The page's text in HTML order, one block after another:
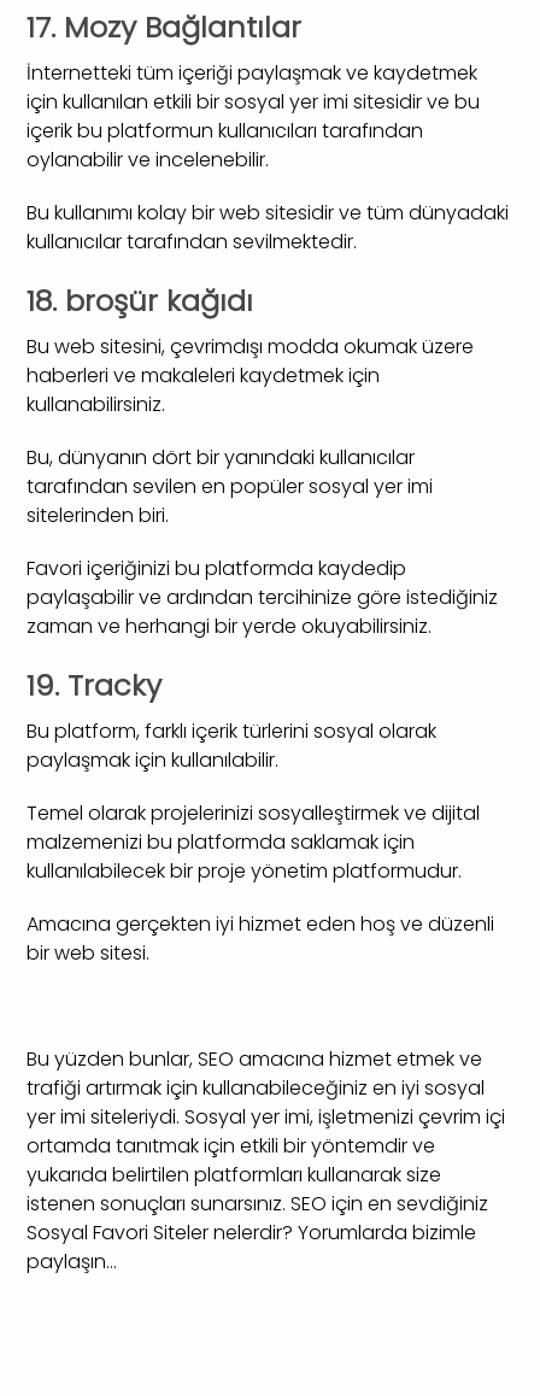
17. Mozy Bağlantılar
İnternetteki tüm içeriği paylaşmak ve kaydetmek
için kullanılan etkili bir sosyal yer imi sitesidir ve bu
içerik bu platformun kullanıcıları tarafından
oylanabilir ve incelenebilir.
Bu kullanımı kolay bir web sitesidir ve tüm dünyadaki
kullanıcılar tarafından sevilmektedir.
18. broşür kağıdı
Bu web sitesini, çevrimdışı modda okumak üzere
haberleri ve makaleleri kaydetmek için
kullanabilirsiniz.
Bu, dünyanın dört bir yanındaki kullanıcılar
tarafından sevilen en popüler sosyal yer imi
sitelerinden biri.
Favori içeriğinizi bu platformda kaydedip
paylaşabilir ve ardından tercihinize göre istediğiniz
zaman ve herhangi bir yerde okuyabilirsiniz.
19. Tracky
Bu platform, farklı içerik türlerini sosyal olarak
paylaşmak için kullanılabilir.
Temel olarak projelerinizi sosyalleştirmek ve dijital
malzemenizi bu platformda saklamak için
kullanılabilecek bir proje yönetim platformudur.
Amacına gerçekten iyi hizmet eden hoş ve düzenli
bir web sitesi.
Bu yüzden bunlar, SEO amacına hizmet etmek ve
trafiği artırmak için kullanabileceğiniz en iyi sosyal
yer imi siteleriydi. Sosyal yer imi, işletmenizi çevrim içi
ortamda tanıtmak için etkili bir yöntemdir ve
yukarıda belirtilen platformları kullanarak size
istenen sonuçları sunarsınız. SEO için en sevdiğiniz
Sosyal Favori Siteler nelerdir? Yorumlarda bizimle
paylaşın…